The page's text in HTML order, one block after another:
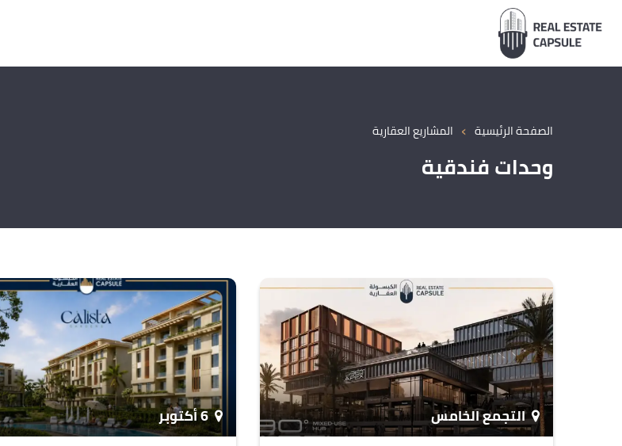
الصفحة الرئيسية › المشاريع العقارية
وحدات فندقية
التجمع الخامس 6 أكتوبر